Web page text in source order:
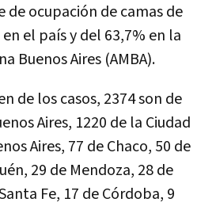
de ocupación de camas de
el país y del 63,7% en la
Buenos Aires (AMBA).
de los casos, 2374 son de
Aires, 1220 de la Ciudad
Aires, 77 de Chaco, 50 de
29 de Mendoza, 28 de
Fe, 17 de Córdoba, 9